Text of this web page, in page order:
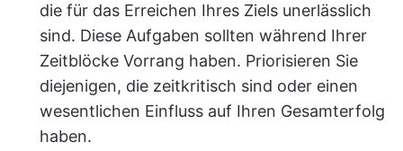
die für das Erreichen Ihres Ziels unerlässlich
sind. Diese Aufgaben sollten während Ihrer
Zeitblöcke Vorrang haben. Priorisieren Sie
diejenigen, die zeitkritisch sind oder einen
wesentlichen Einfluss auf Ihren Gesamterfolg
haben.